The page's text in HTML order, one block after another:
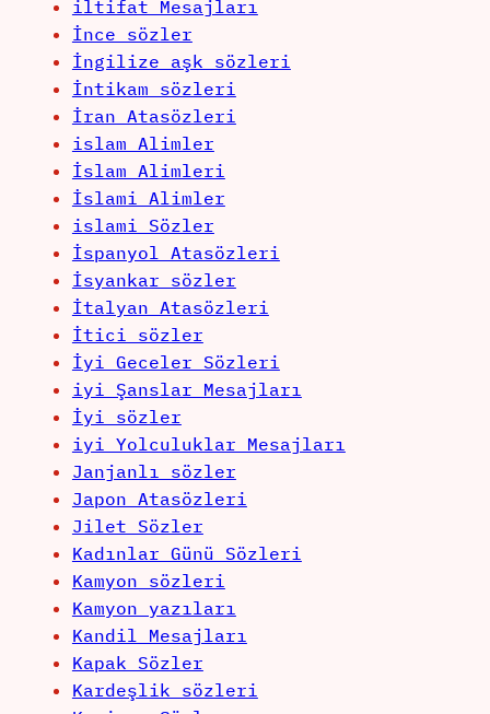
iltifat Mesajları
İnce sözler
İngilize aşk sözleri
İntikam sözleri
İran Atasözleri
islam Alimler
İslam Alimleri
İslami Alimler
islami Sözler
İspanyol Atasözleri
İsyankar sözler
İtalyan Atasözleri
İtici sözler
İyi Geceler Sözleri
iyi Şanslar Mesajları
İyi sözler
iyi Yolculuklar Mesajları
Janjanlı sözler
Japon Atasözleri
Jilet Sözler
Kadınlar Günü Sözleri
Kamyon sözleri
Kamyon yazıları
Kandil Mesajları
Kapak Sözler
Kardeşlik sözleri